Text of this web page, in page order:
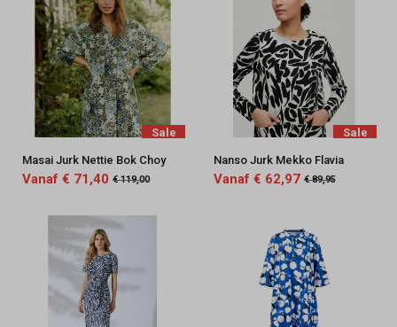
Sale
Masai Jurk Nettie Bok Choy
Vanaf € 71,40 € 119,00
Sale
Nanso Jurk Mekko Flavia
Vanaf € 62,97 € 89,95